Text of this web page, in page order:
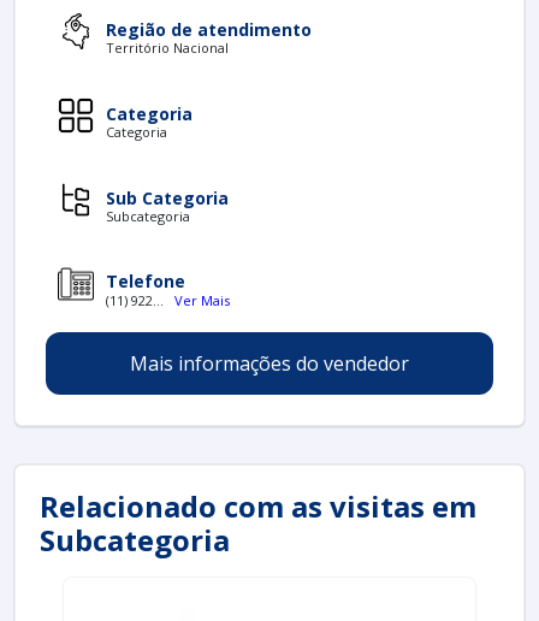
Região de atendimento
Território Nacional
Categoria
Categoria
Sub Categoria
Subcategoria
Telefone
(11) 922... Ver Mais
Mais informações do vendedor
Relacionado com as visitas em
Subcategoria